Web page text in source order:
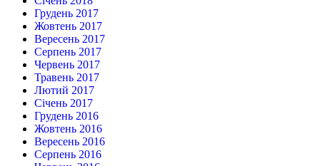
Грудень 2017
Жовтень 2017
Вересень 2017
Серпень 2017
Червень 2017
Травень 2017
Лютий 2017
Січень 2017
Грудень 2016
Жовтень 2016
Вересень 2016
Серпень 2016